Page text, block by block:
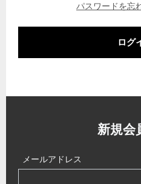
パスワードを忘
ログ
新規会
メールアドレス